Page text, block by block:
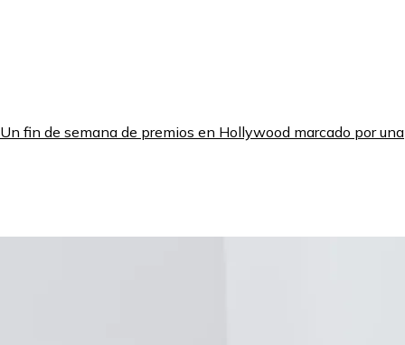
Un fin de semana de premios en Hollywood marcado por una